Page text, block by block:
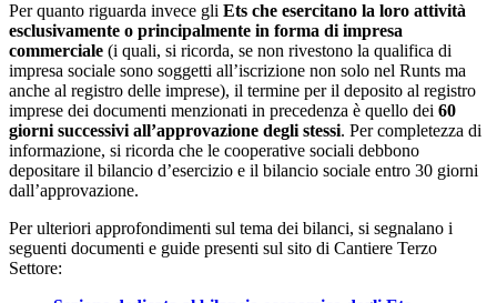
Per quanto riguarda invece gli Ets che esercitano la loro attività
esclusivamente o principalmente in forma di impresa
commerciale (i quali, si ricorda, se non rivestono la qualifica di
impresa sociale sono soggetti all’iscrizione non solo nel Runts ma
anche al registro delle imprese), il termine per il deposito al registro
imprese dei documenti menzionati in precedenza è quello dei 60
giorni successivi all’approvazione degli stessi. Per completezza di
informazione, si ricorda che le cooperative sociali debbono
depositare il bilancio d’esercizio e il bilancio sociale entro 30 giorni
dall’approvazione.
Per ulteriori approfondimenti sul tema dei bilanci, si segnalano i
seguenti documenti e guide presenti sul sito di Cantiere Terzo
Settore: